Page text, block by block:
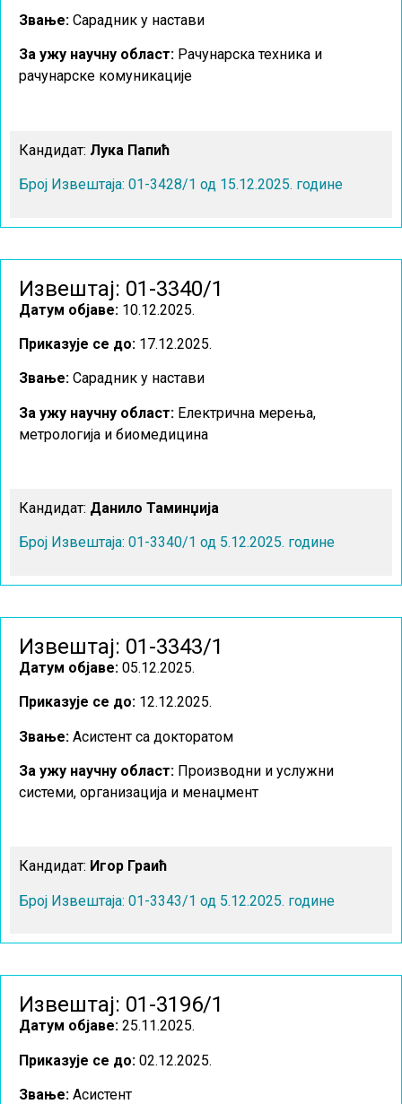
Звање: Сарадник у настави
За ужу научну област: Рачунарска техника и
рачунарске комуникације
Кандидат: Лука Папић
Број Извештаја: 01-3428/1 од 15.12.2025. године
Извештај: 01-3340/1
Датум објаве: 10.12.2025.
Приказује се до: 17.12.2025.
Звање: Сарадник у настави
За ужу научну област: Електрична мерења,
метрологија и биомедицина
Кандидат: Данило Таминџија
Број Извештаја: 01-3340/1 од 5.12.2025. године
Извештај: 01-3343/1
Датум објаве: 05.12.2025.
Приказује се до: 12.12.2025.
Звање: Асистент са докторатом
За ужу научну област: Производни и услужни
системи, организација и менаџмент
Кандидат: Игор Граић
Број Извештаја: 01-3343/1 од 5.12.2025. године
Извештај: 01-3196/1
Датум објаве: 25.11.2025.
Приказује се до: 02.12.2025.
Звање: Асистент